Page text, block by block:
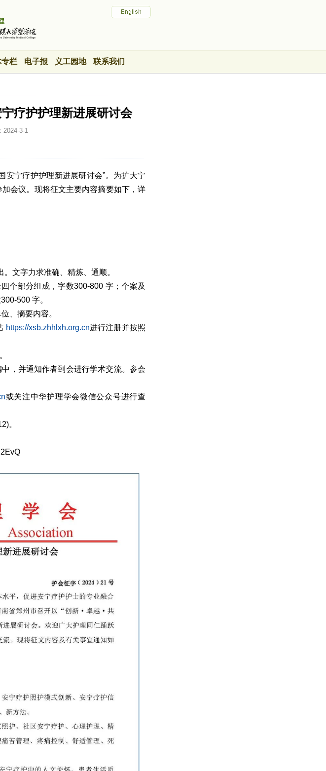
专栏 电子报 义工园地 联系我们
疗护护理新进展研讨会
2024-3-1
安宁疗护护理新进展研讨会”。为扩大宁
会议。现将征文主要内容摘要如下，详
文字力求准确、精炼、通顺。
个部分组成，字数300-800 字；个案及
500 字。
、摘要内容。
https://xsb.zhhlxh.org.cn进行注册并按照
，并通知作者到会进行学术交流。参会
或关注中华护理学会微信公众号进行查
。